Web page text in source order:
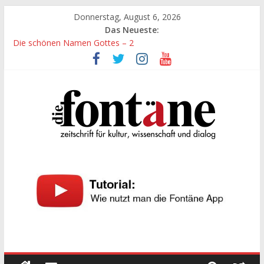
springen
Donnerstag, August 6, 2026
Das Neueste:
Die schönen Namen Gottes – 2
Werte, denen größte Sorgfalt entgegengebracht werden muss
Die schönen Namen Gottes
„Kind“ seiner Zeit sein
Die
Fontäne
kultur,